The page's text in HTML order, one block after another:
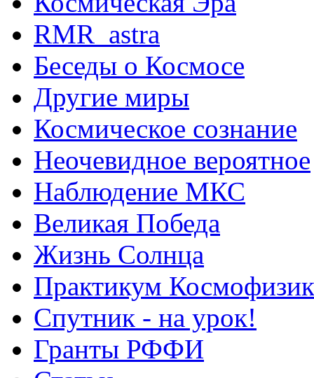
RMR_astra
Беседы о Космосе
Другие миры
Космическое сознание
Неочевидное вероятное
Наблюдение МКС
Великая Победа
Жизнь Солнца
Практикум
Спутник - на урок!
Гранты РФФИ